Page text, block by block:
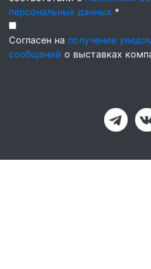
персональных данных *
Согласен на получение
сообщений о выставках